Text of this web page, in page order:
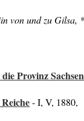
von und zu Gilsa,
Provinz Sachsen
- I, V, 1880,